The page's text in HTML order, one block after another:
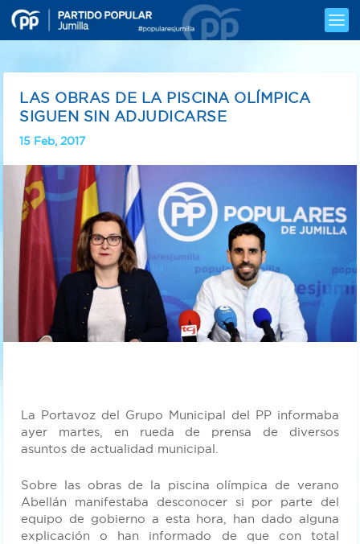
LAS OBRAS DE LA PISCINA OLÍMPICA
SIGUEN SIN ADJUDICARSE
15 Feb, 2017
La Portavoz del Grupo Municipal del PP informaba
ayer martes, en rueda de prensa de diversos
asuntos de actualidad municipal.
Sobre las obras de la piscina olímpica de verano
Abellán manifestaba desconocer si por parte del
equipo de gobierno a esta hora, han dado alguna
explicación o han informado de que con total